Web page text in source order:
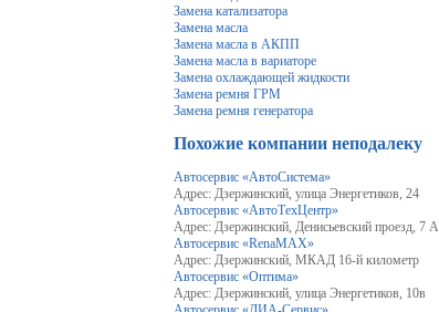
Замена катализатора
Замена масла
Замена масла в АКПП
Замена масла в вариаторе
Замена охлаждающей жидкости
Замена ремня ГРМ
Замена ремня генератора
Похожие компании неподалеку
Автосервис «АвтоСистема»
Адрес: Дзержинский, улица Энергетиков, 24
Автосервис «АвтоТехЦентр»
Адрес: Дзержинский, Денисьевский проезд, 7 А
Автосервис «RenaMAX»
Адрес: Дзержинский, МКАД 16-й километр
Автосервис «Оптима»
Адрес: Дзержинский, улица Энергетиков, 10в